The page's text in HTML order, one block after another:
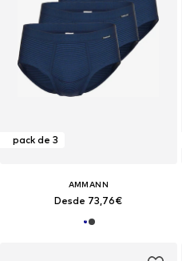
pack de 3
AMMANN
Desde 73,76€